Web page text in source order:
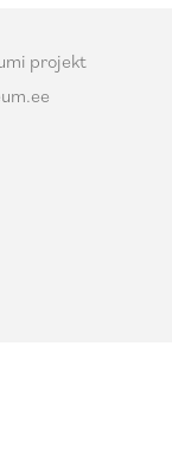
projekt